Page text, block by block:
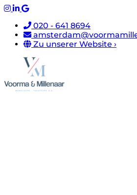
020 - 641 8694
Zu unserer Website ›